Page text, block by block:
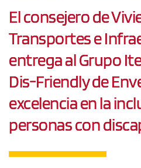
El consejero de
Transportes e
entrega al Grupo
Dis-Friendly de
excelencia en la
personas con